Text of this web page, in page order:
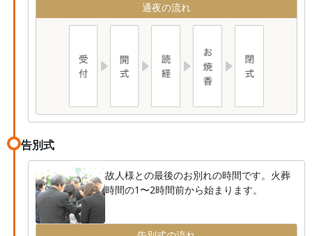
通夜の流れ
告別式
故人様との最後のお別れの時間です。火葬
時間の1〜2時間前から始まります。